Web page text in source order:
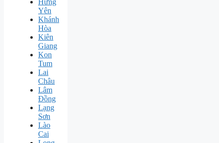
Hưng
Yên
Khánh
Hòa
Kiên
Giang
Kon
Tum
Lai
Châu
Lâm
Đồng
Lạng
Sơn
Lào
Cai